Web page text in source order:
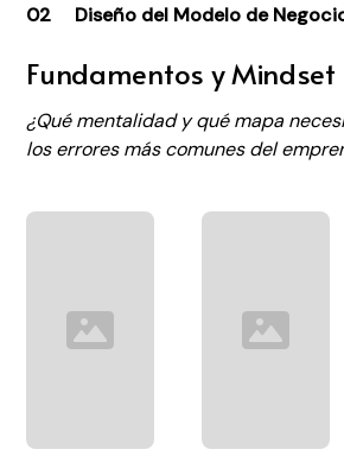
02 Diseño del Modelo de
Fundamentos y Mindset
¿Qué mentalidad y qué mapa
los errores más comunes del